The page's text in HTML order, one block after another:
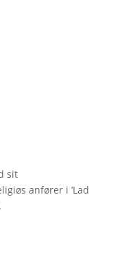
sit
anfører i ’Lad